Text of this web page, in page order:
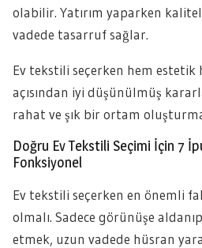
olabilir. Yatırım yaparken
vadede tasarruf sağlar.
Ev tekstili seçerken hem
açısından iyi düşünülmüş
rahat ve şık bir ortam
Doğru Ev Tekstili Seçimi İçin 7
Fonksiyonel
Ev tekstili seçerken en önemli
olmalı. Sadece görünüşe
etmek, uzun vadede hüsran